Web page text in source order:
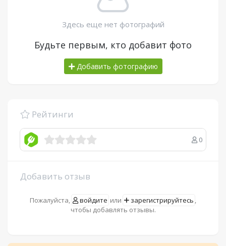
Здесь еще нет фотографий
Будьте первым, кто добавит фото
Добавить фотографию
Рейтинги
0
Добавить отзыв
Пожалуйста, войдите или зарегистрируйтесь ,
чтобы добавлять отзывы.